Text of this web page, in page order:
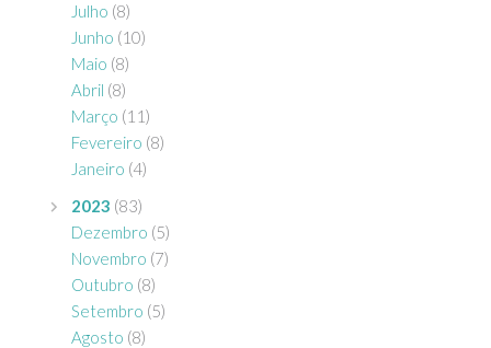
Julho (8)
Junho (10)
Maio (8)
Abril (8)
Março (11)
Fevereiro (8)
Janeiro (4)
2023 (83)
Dezembro (5)
Novembro (7)
Outubro (8)
Setembro (5)
Agosto (8)